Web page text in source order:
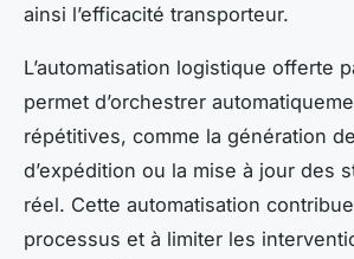
ainsi l’efficacité transporteur.
L’automatisation logistique offerte
permet d’orchestrer
répétitives, comme la génération
d’expédition ou la mise à jour des
réel. Cette automatisation
processus et à limiter les